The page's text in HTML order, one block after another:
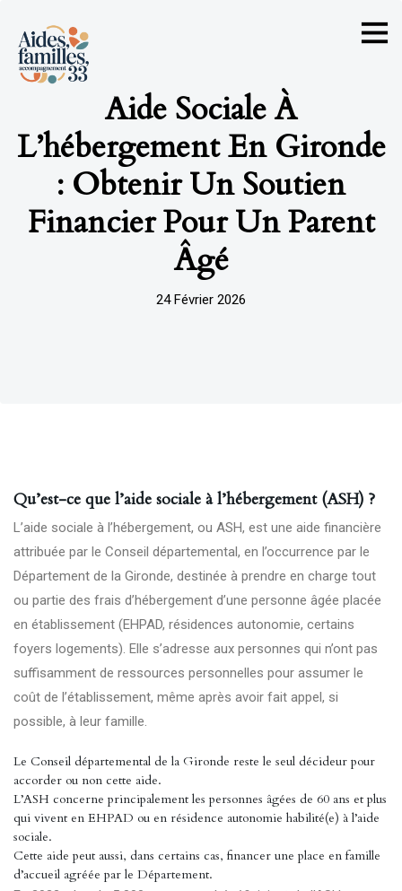
Aide Sociale À
L’hébergement En Gironde
: Obtenir Un Soutien
Financier Pour Un Parent
Âgé
24 Février 2026
Qu’est-ce que l’aide sociale à l’hébergement (ASH) ?
L’aide sociale à l’hébergement, ou ASH, est une aide financière
attribuée par le Conseil départemental, en l’occurrence par le
Département de la Gironde, destinée à prendre en charge tout
ou partie des frais d’hébergement d’une personne âgée placée
en établissement (EHPAD, résidences autonomie, certains
foyers logements). Elle s’adresse aux personnes qui n’ont pas
suffisamment de ressources personnelles pour assumer le
coût de l’établissement, même après avoir fait appel, si
possible, à leur famille.
Le Conseil départemental de la Gironde reste le seul décideur pour
accorder ou non cette aide.
L’ASH concerne principalement les personnes âgées de 60 ans et plus
qui vivent en EHPAD ou en résidence autonomie habilité(e) à l’aide
sociale.
Cette aide peut aussi, dans certains cas, financer une place en famille
d’accueil agréée par le Département.